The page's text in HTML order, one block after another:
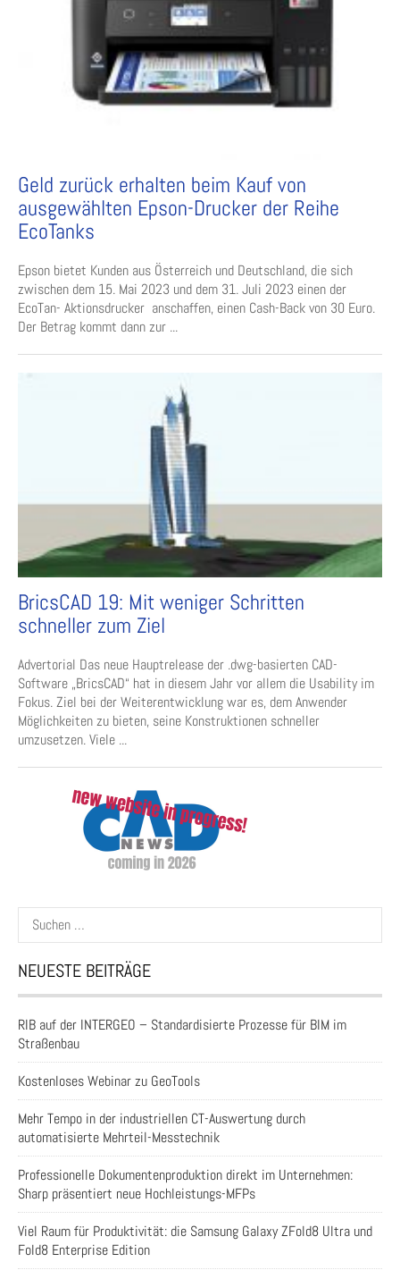
Geld zurück erhalten beim Kauf von
ausgewählten Epson-Drucker der Reihe
EcoTanks
Epson bietet Kunden aus Österreich und Deutschland, die sich
zwischen dem 15. Mai 2023 und dem 31. Juli 2023 einen der
EcoTan- Aktionsdrucker anschaffen, einen Cash-Back von 30 Euro.
Der Betrag kommt dann zur ...
BricsCAD 19: Mit weniger Schritten
schneller zum Ziel
Advertorial Das neue Hauptrelease der .dwg-basierten CAD-
Software „BricsCAD“ hat in diesem Jahr vor allem die Usability im
Fokus. Ziel bei der Weiterentwicklung war es, dem Anwender
Möglichkeiten zu bieten, seine Konstruktionen schneller
umzusetzen. Viele ...
Suchen
nach:
NEUESTE BEITRÄGE
RIB auf der INTERGEO – Standardisierte Prozesse für BIM im
Straßenbau
Kostenloses Webinar zu GeoTools
Mehr Tempo in der industriellen CT-Auswertung durch
automatisierte Mehrteil-Messtechnik
Professionelle Dokumentenproduktion direkt im Unternehmen:
Sharp präsentiert neue Hochleistungs-MFPs
Viel Raum für Produktivität: die Samsung Galaxy ZFold8 Ultra und
Fold8 Enterprise Edition